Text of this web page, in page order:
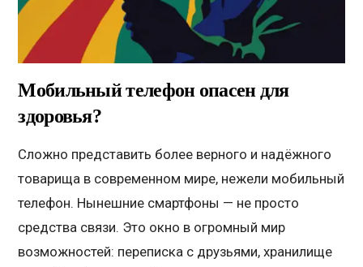
Мобильный телефон опасен для
здоровья?
Сложно представить более верного и надёжного
товарища в современном мире, нежели мобильный
телефон. Нынешние смартфоны — не просто
средства связи. Это окно в огромный мир
возможностей: переписка с друзьями, хранилище